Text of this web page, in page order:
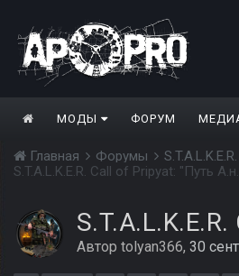
МОДЫ ФОРУМ
Главная Форумы
S.T.A.L.K.E.R. Call of Pripyat: "Путь
Автор tolyan366, 30